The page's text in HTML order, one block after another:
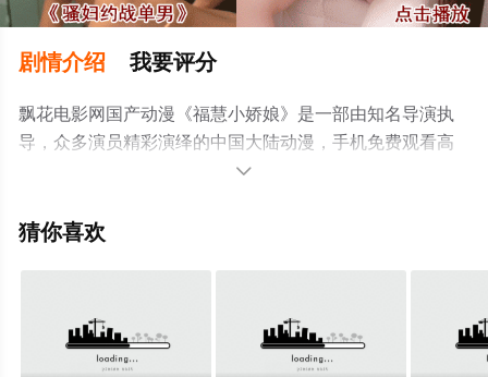
剧情介绍 我要评分
飘花电影网国产动漫《福慧小娇娘》是一部由知名导演执
导，众多演员精彩演绎的中国大陆动漫，手机免费观看高
清未删减完整版动漫全集就上飘花影院，更多剧情信息可

猜你喜欢